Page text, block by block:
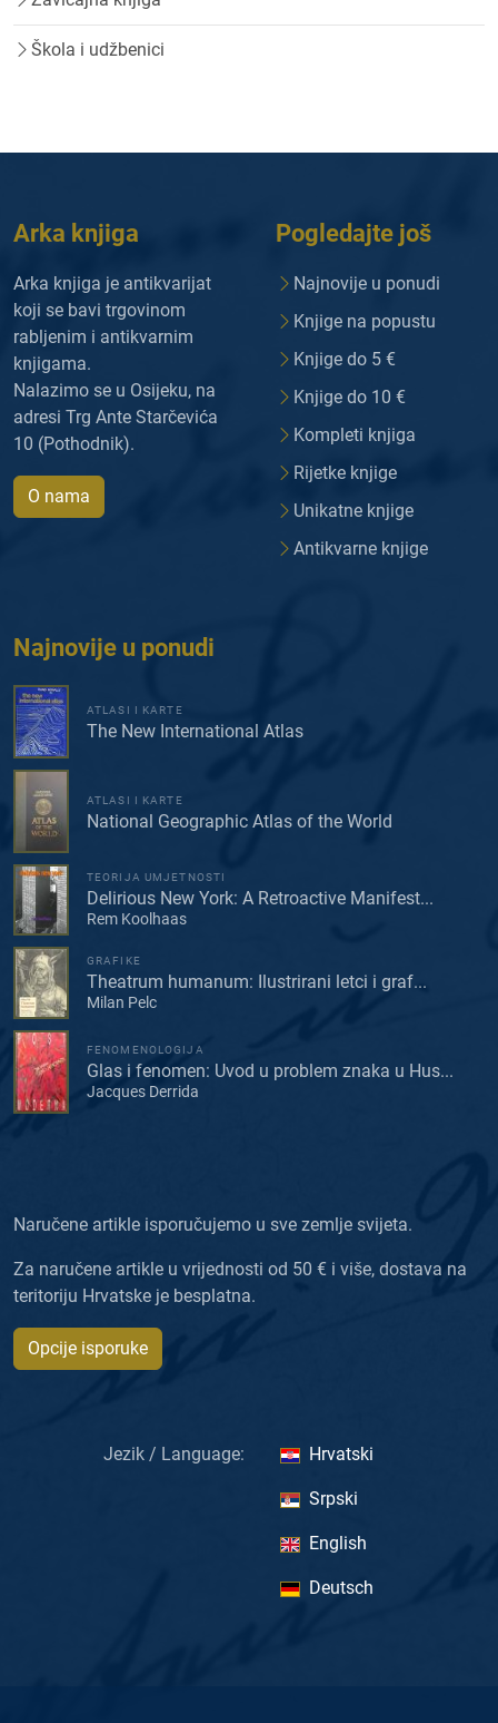
Škola i udžbenici
Arka knjiga
Arka knjiga je antikvarijat
koji se bavi trgovinom
rabljenim i antikvarnim
knjigama.
Nalazimo se u Osijeku, na
adresi Trg Ante Starčevića
10 (Pothodnik).
O nama
Pogledajte još
Najnovije u ponudi
Knjige na popustu
Knjige do 5 €
Knjige do 10 €
Kompleti knjiga
Rijetke knjige
Unikatne knjige
Antikvarne knjige
Najnovije u ponudi
ATLASI I KARTE
The New International Atlas
ATLASI I KARTE
National Geographic Atlas of the World
TEORIJA UMJETNOSTI
Delirious New York: A Retroactive Manifest...
Rem Koolhaas
GRAFIKE
Theatrum humanum: Ilustrirani letci i graf...
Milan Pelc
FENOMENOLOGIJA
Glas i fenomen: Uvod u problem znaka u Hus...
Jacques Derrida
Naručene artikle isporučujemo u sve zemlje svijeta.
Za naručene artikle u vrijednosti od 50 € i više, dostava na
teritoriju Hrvatske je besplatna.
Opcije isporuke
Jezik / Language: Hrvatski
Srpski
English
Deutsch